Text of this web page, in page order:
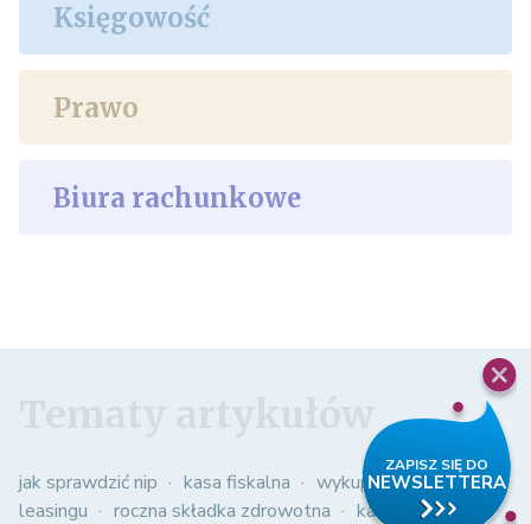
Księgowość
Prawo
Biura rachunkowe
jak sprawdzić nip kasa fiskalna
wykup samochodu z
leasingu
roczna składka zdrowotna kasowy pit